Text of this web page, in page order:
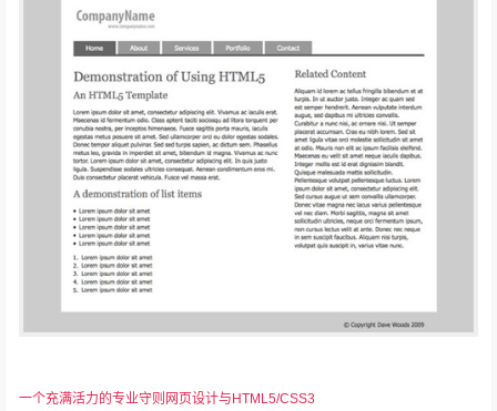
一个充满活力的专业守则网页设计与HTML5/CSS3